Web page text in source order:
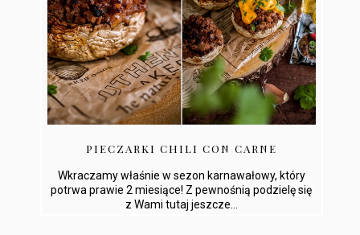
PIECZARKI CHILI CON CARNE
Wkraczamy właśnie w sezon karnawałowy, który
potrwa prawie 2 miesiące! Z pewnośnią podzielę się
z Wami tutaj jeszcze...